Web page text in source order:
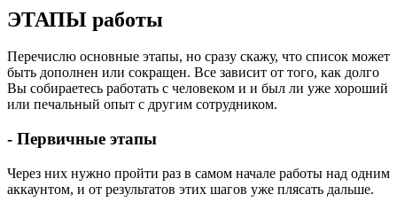
ЭТАПЫ работы
Перечислю основные этапы, но сразу скажу, что список может
быть дополнен или сокращен. Все зависит от того, как долго
Вы собираетесь работать с человеком и и был ли уже хороший
или печальный опыт с другим сотрудником.
- Первичные этапы
Через них нужно пройти раз в самом начале работы над одним
аккаунтом, и от результатов этих шагов уже плясать дальше.